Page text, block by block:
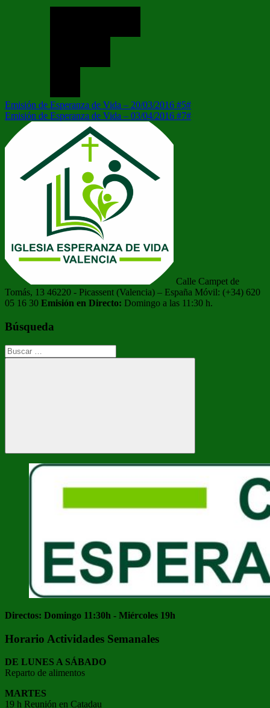
Navegación
de
entradas
Entrada
anterior:
Emisión de Esperanza de Vida – 20/03/2016 #5#
Siguiente
entrada:
Emisión de Esperanza de Vida – 03/04/2016 #7#
Calle Campet de
Tomás, 13 46220 - Picassent (Valencia) – España Móvil: (+34) 620
05 16 30 Emisión en Directo: Domingo a las 11:30 h.
Búsqueda
Buscar:
Buscar
Directos: Domingo 11:30h - Miércoles 19h
Horario Actividades Semanales
DE LUNES A SÁBADO
Reparto de alimentos
MARTES
19 h Reunión en Catadau